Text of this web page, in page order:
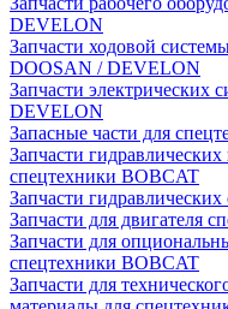
DEVELON
Запчасти ходовой
DOOSAN / DEVELON
Запчасти электрических
DEVELON
Запасные части для
Запчасти
спецтехники BOBCAT
Запчасти
Запчасти для двигателя
Запчасти для
спецтехники BOBCAT
Запчасти для